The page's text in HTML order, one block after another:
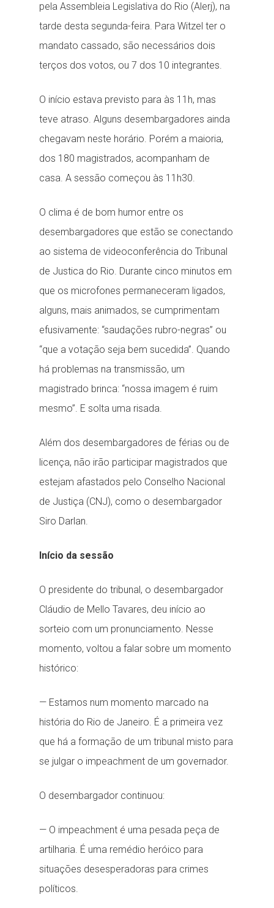
pela Assembleia Legislativa do Rio (Alerj), na
tarde desta segunda-feira. Para Witzel ter o
mandato cassado, são necessários dois
terços dos votos, ou 7 dos 10 integrantes.
O início estava previsto para às 11h, mas
teve atraso. Alguns desembargadores ainda
chegavam neste horário. Porém a maioria,
dos 180 magistrados, acompanham de
casa. A sessão começou às 11h30.
O clima é de bom humor entre os
desembargadores que estão se conectando
ao sistema de videoconferência do Tribunal
de Justica do Rio. Durante cinco minutos em
que os microfones permaneceram ligados,
alguns, mais animados, se cumprimentam
efusivamente: “saudações rubro-negras” ou
“que a votação seja bem sucedida”. Quando
há problemas na transmissão, um
magistrado brinca: “nossa imagem é ruim
mesmo”. E solta uma risada.
Além dos desembargadores de férias ou de
licença, não irão participar magistrados que
estejam afastados pelo Conselho Nacional
de Justiça (CNJ), como o desembargador
Siro Darlan.
Início da sessão
O presidente do tribunal, o desembargador
Cláudio de Mello Tavares, deu início ao
sorteio com um pronunciamento. Nesse
momento, voltou a falar sobre um momento
histórico:
— Estamos num momento marcado na
história do Rio de Janeiro. É a primeira vez
que há a formação de um tribunal misto para
se julgar o impeachment de um governador.
O desembargador continuou:
— O impeachment é uma pesada peça de
artilharia. É uma remédio heróico para
situações desesperadoras para crimes
políticos.